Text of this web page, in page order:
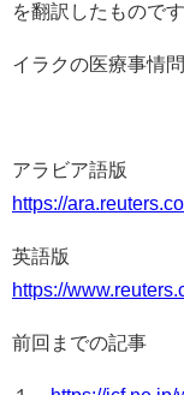
を翻訳したものです
イラクの医療事情
アラビア語版
https://
英語版
https://
前回までの記事